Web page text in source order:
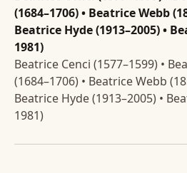
(1684–1706) • Beatrice Webb
Beatrice Hyde (1913–2005) •
1981)
Beatrice Cenci (1577–1599) •
(1684–1706) • Beatrice Webb
Beatrice Hyde (1913–2005) •
1981)